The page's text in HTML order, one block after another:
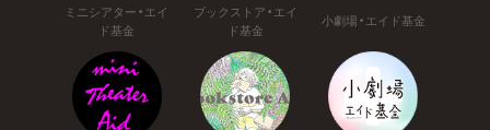
ミニシアター・エイ
ド基金
ブックストア・エイ
ド基金
小劇場・エイド基金